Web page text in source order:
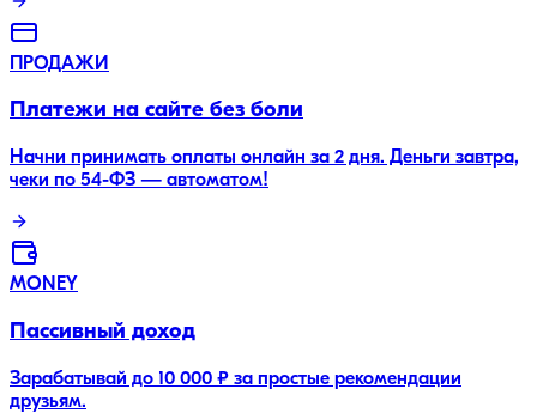
ПРОДАЖИ
Платежи на сайте без боли
Начни принимать оплаты онлайн за 2 дня. Деньги завтра,
чеки по 54-ФЗ — автоматом!
MONEY
Пассивный доход
Зарабатывай до 10 000 ₽ за простые рекомендации
друзьям.